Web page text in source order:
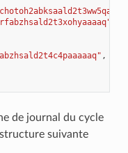
,
de journal du cycle
suivante